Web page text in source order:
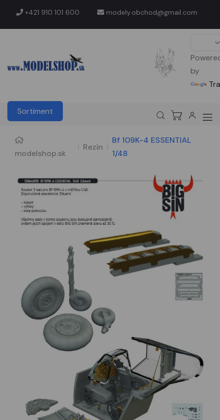
+421 910 101 600 modely.obchod@gmail.com
by
Sortiment
modelshop.sk
Rezin
Bf 109K-4 ESSENTIAL
1/48